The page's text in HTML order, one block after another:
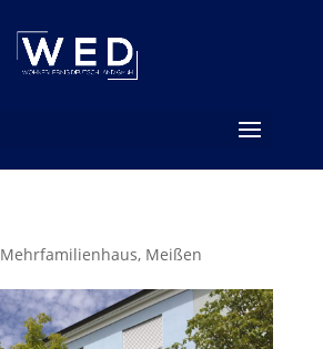
Mehrfamilienhaus, Meißen